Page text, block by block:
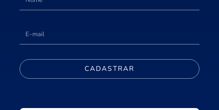
CADASTRAR